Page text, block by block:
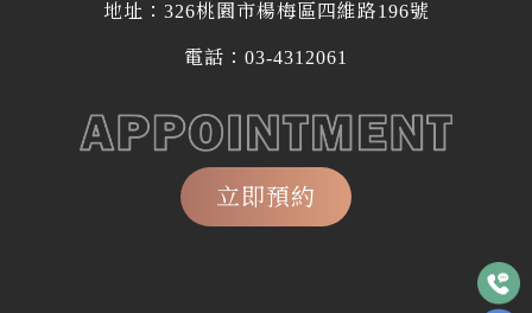
地址： 326桃園市楊梅區四維路196號
電話： 03-4312061
立即預約